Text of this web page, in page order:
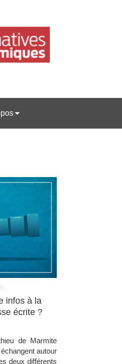
infos à la
écrite ?
de Marmite
autour
deux différents